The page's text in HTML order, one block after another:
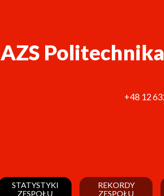
AZS
+48 12
STATYSTYKI
ZESPOŁU
REKORDY
ZESPOŁU